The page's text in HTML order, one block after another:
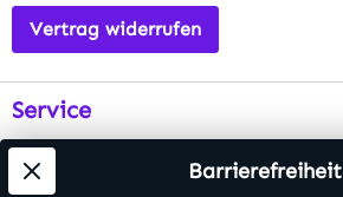
Vertrag widerrufen
Service
Info Barrierefreiheit